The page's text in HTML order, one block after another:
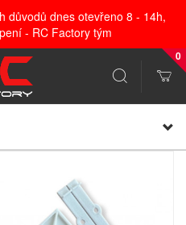
důvodů dnes otevřeno 8 - 14h,
- RC Factory tým
0